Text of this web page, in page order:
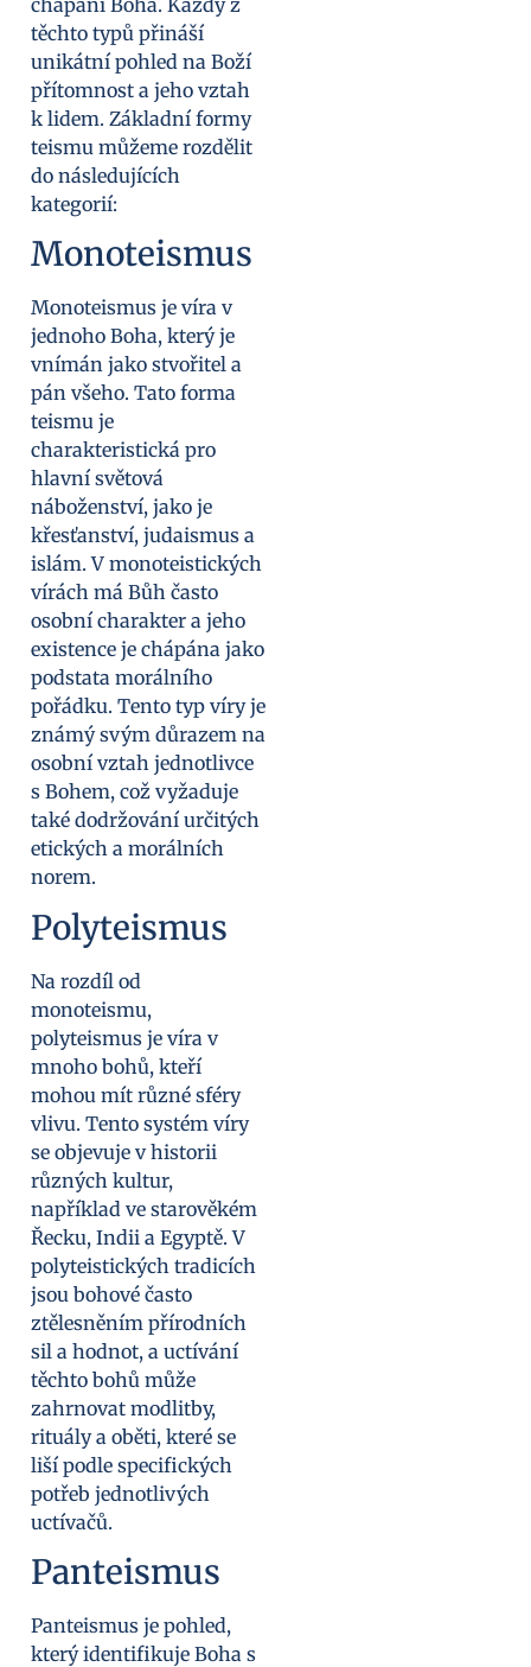
těchto typů přináší
unikátní pohled na Boží
přítomnost a jeho vztah
k lidem. Základní formy
teismu můžeme rozdělit
do následujících
kategorií:
Monoteismus
Monoteismus je víra v
jednoho Boha, který je
vnímán jako stvořitel a
pán všeho. Tato forma
teismu je
charakteristická pro
hlavní světová
náboženství, jako je
křesťanství, judaismus a
islám. V monoteistických
vírách má Bůh často
osobní charakter a jeho
existence je chápána jako
podstata morálního
pořádku. Tento typ víry je
známý svým důrazem na
osobní vztah jednotlivce
s Bohem, což vyžaduje
také dodržování určitých
etických a morálních
norem.
Polyteismus
Na rozdíl od
monoteismu,
polyteismus je víra v
mnoho bohů, kteří
mohou mít různé sféry
vlivu. Tento systém víry
se objevuje v historii
různých kultur,
například ve starověkém
Řecku, Indii a Egyptě. V
polyteistických tradicích
jsou bohové často
ztělesněním přírodních
sil a hodnot, a uctívání
těchto bohů může
zahrnovat modlitby,
rituály a oběti, které se
liší podle specifických
potřeb jednotlivých
uctívačů.
Panteismus
Panteismus je pohled,
který identifikuje Boha s